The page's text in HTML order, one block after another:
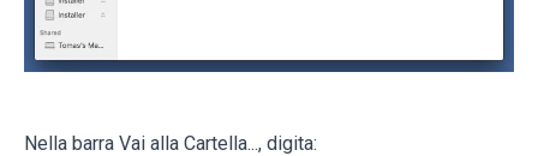
Nella barra Vai alla Cartella..., digita: